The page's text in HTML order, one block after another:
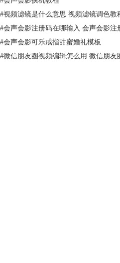
#视频滤镜是什么意思 视频滤镜调色教
#会声会影注册码在哪输入 会声会影注
#会声会影可乐戒指甜蜜婚礼模板
#微信朋友圈视频编辑怎么用 微信朋